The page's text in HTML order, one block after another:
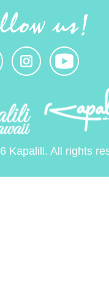
Kapalili. All rights